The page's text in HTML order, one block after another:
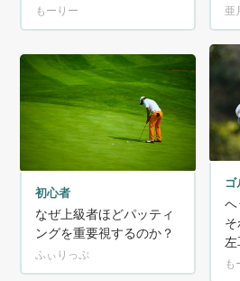
ません！
もーりー 亜
初心者
なぜ上級者ほどパッティ
ングを重要視するのか？
ふぃりっぷ
ゴ
左
も